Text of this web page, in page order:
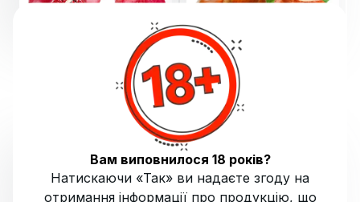
Безнікотинова суміш
Indigo Garnet (Гранат)
Купити
Безнікотинова суміш
Indigo Nutz (Горіхи) 100 гр
₴ 199
5
Вам виповнилося 18 років?
Натискаючи «Так» ви надаєте згоду на
отримання інформації про продукцію, що